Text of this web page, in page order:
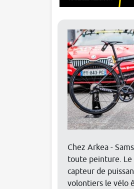
Chez Arkea -
toute peinture. Le
capteur de
volontiers le vélo